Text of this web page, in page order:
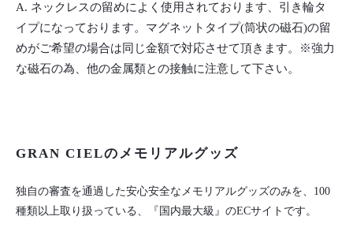
A. ネックレスの留めによく使用されております、引き輪タ
イプになっております。マグネットタイプ(筒状の磁石)の留
めがご希望の場合は同じ金額で対応させて頂きます。※強力
な磁石の為、他の金属類との接触に注意して下さい。
GRAN CIELのメモリアルグッズ
独自の審査を通過した安心安全なメモリアルグッズのみを、100
種類以上取り扱っている、『国内最大級』のECサイトです。